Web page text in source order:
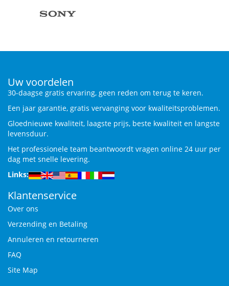
Uw voordelen
30-daagse gratis ervaring, geen reden om terug te keren.
Een jaar garantie, gratis vervanging voor kwaliteitsproblemen.
Gloednieuwe kwaliteit, laagste prijs, beste kwaliteit en langste
levensduur.
Het professionele team beantwoordt vragen online 24 uur per
dag met snelle levering.
Links:
Klantenservice
Over ons
Verzending en Betaling
Annuleren en retourneren
FAQ
Site Map